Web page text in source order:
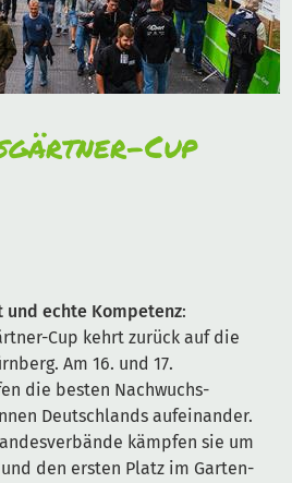
Cup
und echte Kompetenz:
Cup kehrt zurück auf die
Am 16. und 17.
die besten Nachwuchs-
Deutschlands aufeinander.
kämpfen sie um
den ersten Platz im Garten-